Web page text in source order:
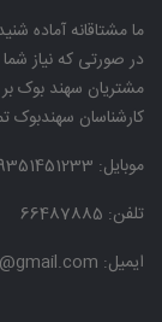
ما مشتاقانه آماده
در صورتی که نیاز
مشتریان سهند بوک
کارشناسان سهندبوک
موبایل:
تلفن: 66487885
ایمیل: puya.yas26@gmail.com